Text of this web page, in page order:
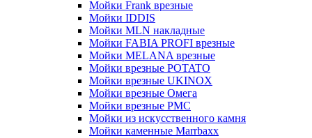
Мойки Frank врезные
Мойки IDDIS
Мойки MLN накладные
Мойки FABIA PROFI врезные
Мойки MELANA врезные
Мойки врезные POTATO
Мойки врезные UKINOX
Мойки врезные Омега
Мойки врезные РМС
Мойки из искусственного камня
Мойки каменные Marrbaxx